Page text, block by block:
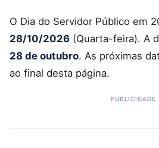
O Dia do Servidor Público em
28/10/2026 (Quarta-feira). A
28 de outubro. As próximas
ao final desta página.